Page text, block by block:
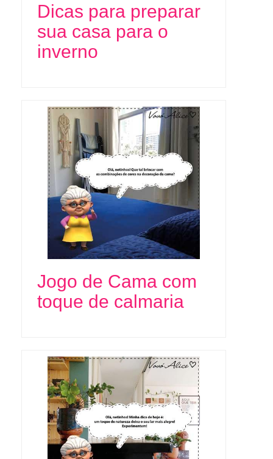
Dicas para preparar
sua casa para o
inverno
Jogo de Cama com
toque de calmaria